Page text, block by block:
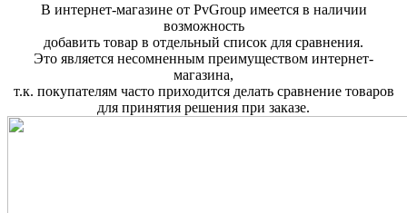
В интернет-магазине от PvGroup имеется в наличии
возможность
добавить товар в отдельный список для сравнения.
Это является несомненным преимуществом интернет-
магазина,
т.к. покупателям часто приходится делать сравнение товаров
для принятия решения при заказе.